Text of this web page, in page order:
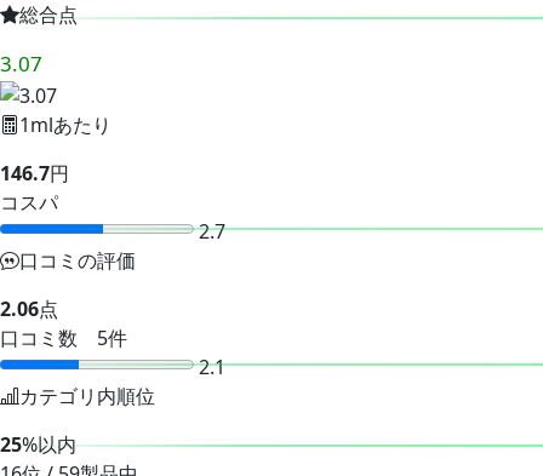
総合点
3.07
1mlあたり
146.7円
コスパ
2.7
口コミの評価
2.06点
口コミ数 5件
2.1
カテゴリ内順位
25%以内